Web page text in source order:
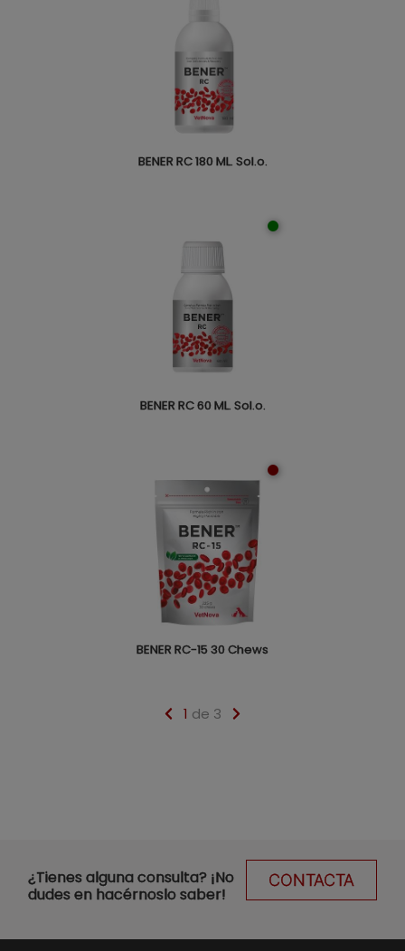
BENER RC 180 ML. Sol.o.
BENER RC 60 ML. Sol.o.
BENER RC-15 30 Chews
1 de 3
CONTACTA
¿Tienes alguna consulta? ¡No
dudes en hacérnoslo saber!